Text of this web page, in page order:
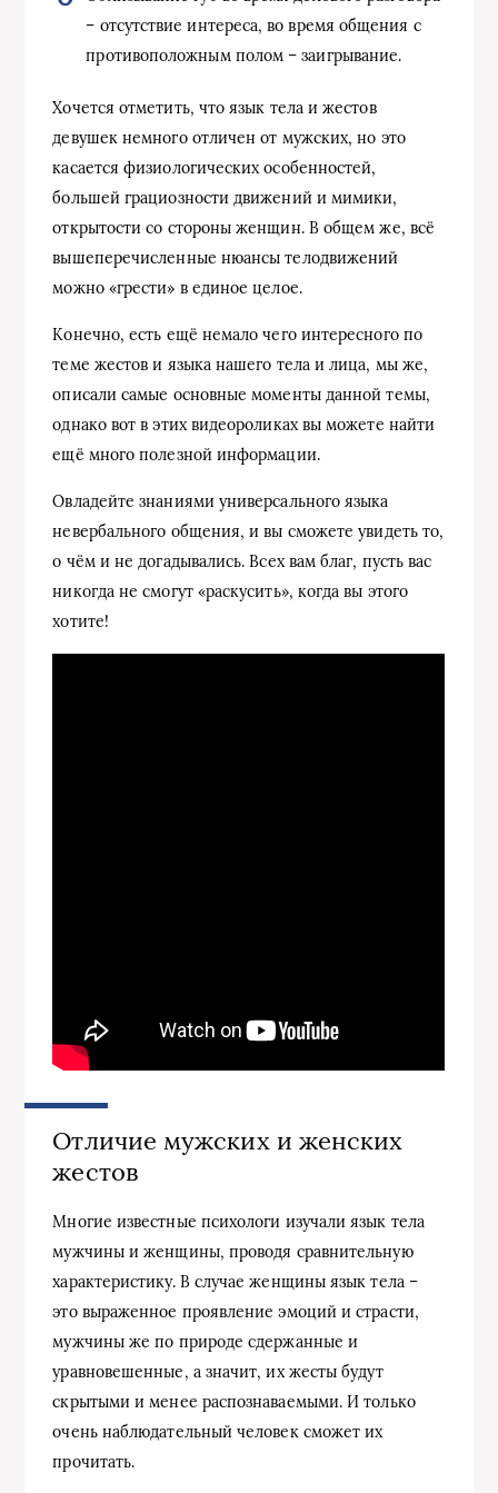
– отсутствие интереса, во время общения с
противоположным полом – заигрывание.
Хочется отметить, что язык тела и жестов
девушек немного отличен от мужских, но это
касается физиологических особенностей,
большей грациозности движений и мимики,
открытости со стороны женщин. В общем же, всё
вышеперечисленные нюансы телодвижений
можно «грести» в единое целое.
Конечно, есть ещё немало чего интересного по
теме жестов и языка нашего тела и лица, мы же,
описали самые основные моменты данной темы,
однако вот в этих видеороликах вы можете найти
ещё много полезной информации.
Овладейте знаниями универсального языка
невербального общения, и вы сможете увидеть то,
о чём и не догадывались. Всех вам благ, пусть вас
никогда не смогут «раскусить», когда вы этого
хотите!
Отличие мужских и женских
жестов
Многие известные психологи изучали язык тела
мужчины и женщины, проводя сравнительную
характеристику. В случае женщины язык тела –
это выраженное проявление эмоций и страсти,
мужчины же по природе сдержанные и
уравновешенные, а значит, их жесты будут
скрытыми и менее распознаваемыми. И только
очень наблюдательный человек сможет их
прочитать.